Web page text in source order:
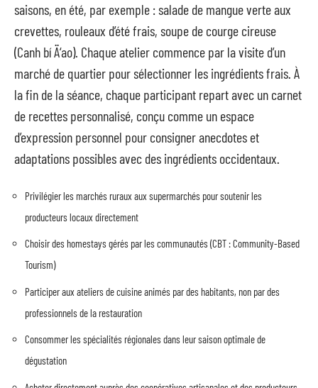
saisons, en été, par exemple : salade de mangue verte aux
crevettes, rouleaux d’été frais, soupe de courge cireuse
(Canh bí Ä‘ao). Chaque atelier commence par la visite d’un
marché de quartier pour sélectionner les ingrédients frais. À
la fin de la séance, chaque participant repart avec un carnet
de recettes personnalisé, conçu comme un espace
d’expression personnel pour consigner anecdotes et
adaptations possibles avec des ingrédients occidentaux.
Privilégier les marchés ruraux aux supermarchés pour soutenir les
producteurs locaux directement
Choisir des homestays gérés par les communautés (CBT : Community-Based
Tourism)
Participer aux ateliers de cuisine animés par des habitants, non par des
professionnels de la restauration
Consommer les spécialités régionales dans leur saison optimale de
dégustation